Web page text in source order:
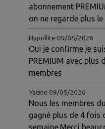
abonnement
on ne regarde plus
Hypollite 09/05/2026
Oui je confirme je
PREMIUM avec plus
membres
Yacine 09/05/2026
Nous les membres
gagné plus de 4 fois
semaine.Merci